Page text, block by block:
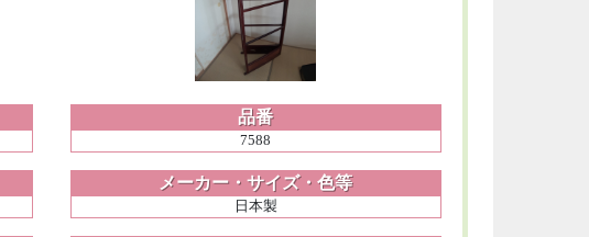
品番
7588
メーカー・サイズ・色等
日本製